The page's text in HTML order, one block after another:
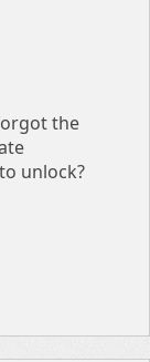
the
unlock?